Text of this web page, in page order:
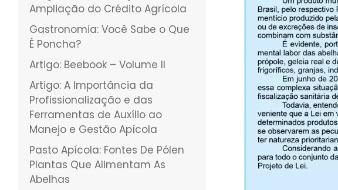
Ampliação do Crédito Agrícola
Gastronomia: Você Sabe o Que
É Poncha?
Artigo: Beebook – Volume II
Artigo: A Importância da
Profissionalização e das
Ferramentas de Auxílio ao
Manejo e Gestão Apícola
Pasto Apícola: Fontes De Pólen
Plantas Que Alimentam As
Abelhas